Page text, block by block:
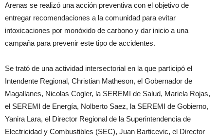
Arenas se realizó una acción preventiva con el objetivo de
entregar recomendaciones a la comunidad para evitar
intoxicaciones por monóxido de carbono y dar inicio a una
campaña para prevenir este tipo de accidentes.
Se trató de una actividad intersectorial en la que participó el
Intendente Regional, Christian Matheson, el Gobernador de
Magallanes, Nicolas Cogler, la SEREMI de Salud, Mariela Rojas,
el SEREMI de Energía, Nolberto Saez, la SEREMI de Gobierno,
Yanira Lara, el Director Regional de la Superintendencia de
Electricidad y Combustibles (SEC), Juan Barticevic, el Director